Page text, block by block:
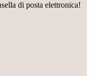
di posta elettronica!